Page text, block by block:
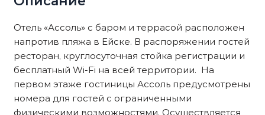
Отель «Ассоль» с баром и террасой расположен
напротив пляжа в Ейске. В распоряжении гостей
ресторан, круглосуточная стойка регистрации и
бесплатный Wi-Fi на всей территории. На
первом этаже гостиницы Ассоль предусмотрены
номера для гостей с ограниченными
физическими возможностями. Осуществляется